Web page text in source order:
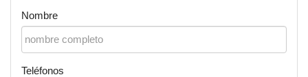
Nombre
Teléfonos